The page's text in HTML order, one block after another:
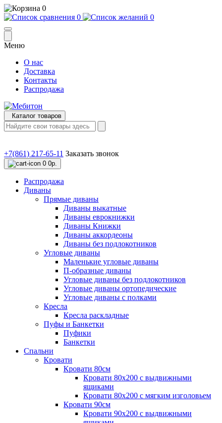
0
0
0
Меню
О нас
Доставка
Контакты
Распродажа
Каталог товаров
+7(861) 217-65-11 Заказать звонок
0 0р.
Распродажа
Диваны
Прямые диваны
Диваны выкатные
Диваны еврокнижки
Диваны Книжки
Диваны аккордеоны
Диваны без подлокотников
Угловые диваны
Маленькие угловые диваны
П-образные диваны
Угловые диваны без подлокотников
Угловые диваны ортопедические
Угловые диваны с полками
Кресла
Кресла раскладные
Пуфы и Банкетки
Пуфики
Банкетки
Спальни
Кровати
Кровати 80см
Кровати 80х200 с выдвижными
ящиками
Кровати 80х200 с мягким изголовьем
Кровати 90см
Кровати 90х200 с выдвижными